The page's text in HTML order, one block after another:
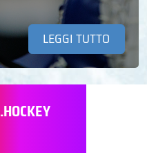
LEGGI TUTTO